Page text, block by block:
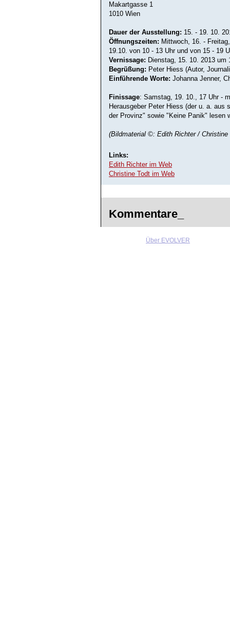
Makartgasse 1
1010 Wien
Dauer der Ausstellung: 15. - 19. 10.
Öffnungszeiten: Mittwoch, 16. -
19.10. von 10 - 13 Uhr und von 15 - 19
Vernissage: Dienstag, 15. 10. 2013 um
Begrüßung: Peter Hiess (Autor,
Einführende Worte: Johanna Jenner,
Finissage: Samstag, 19. 10., 17 Uhr -
Herausgeber Peter Hiess (der u. a. aus
der Provinz" sowie "Keine Panik" lesen
(Bildmaterial ©: Edith Richter / Christine
Links:
Edith Richter im Web
Christine Todt im Web
Kommentare_
Über EVOLVER